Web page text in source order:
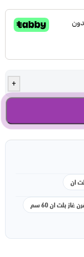
+
ان
غاز بلت ان 60 سم